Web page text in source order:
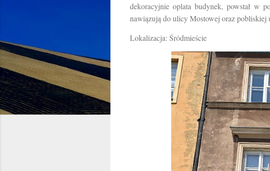
dekoracyjnie oplata budynek, powstał w
nawiązują do ulicy Mostowej oraz pobliskiej
Lokalizacja: Śródmieście